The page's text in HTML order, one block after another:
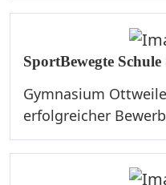
SportBewegte Schule
Gymnasium
erfolgreicher